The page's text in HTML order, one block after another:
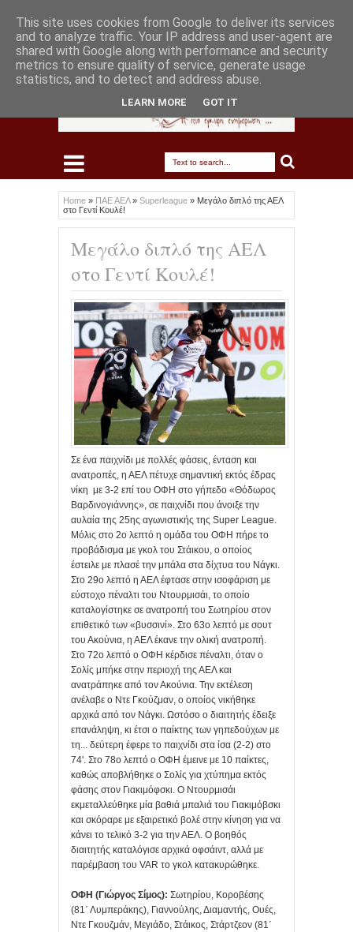
Home » ΠΑΕ ΑΕΛ» Superleague » Μεγάλο διπλό της ΑΕΛ
στο Γεντί Κουλέ!
Μεγάλο διπλό της ΑΕΛ
στο Γεντί Κουλέ!
Σε ένα παιχνίδι με πολλές φάσεις, ένταση και
ανατροπές, η ΑΕΛ πέτυχε σημαντική εκτός έδρας
νίκη με 3-2 επί του ΟΦΗ στο γήπεδο «Θόδωρος
Βαρδινογιάννης», σε παιχνίδι που άνοιξε την
αυλαία της 25ης αγωνιστικής της Super League.
Μόλις στο 2ο λεπτό η ομάδα του ΟΦΗ πήρε το
προβάδισμα με γκολ του Στάικου, ο οποίος
έστειλε με πλασέ την μπάλα στα δίχτυα του Νάγκι.
Στο 29ο λεπτό η ΑΕΛ έφτασε στην ισοφάριση με
εύστοχο πέναλτι του Ντουρμισάι, το οποίο
καταλογίστηκε σε ανατροπή του Σωτηρίου στον
επιθετικό των «βυσσινί». Στο 63ο λεπτό με σουτ
του Ακούνια, η ΑΕΛ έκανε την ολική ανατροπή.
Στο 72ο λεπτό ο ΟΦΗ κέρδισε πέναλτι, όταν ο
Σολίς μπήκε στην περιοχή της ΑΕΛ και
ανατράπηκε από τον Ακούνια. Την εκτέλεση
ανέλαβε ο Ντε Γκούζμαν, ο οποίος νικήθηκε
αρχικά από τον Νάγκι. Ωστόσο ο διαιτητής έδειξε
επανάληψη, κι έτσι ο παίκτης των γηπεδούχων με
τη... δεύτερη έφερε το παιχνίδι στα ίσα (2-2) στο
74'. Στο 78ο λεπτό ο ΟΦΗ έμεινε με 10 παίκτες,
καθώς αποβλήθηκε ο Σολίς για χτύπημα εκτός
φάσης στον Γιακιμόφσκι. Ο Ντουρμισάι
εκμεταλλεύθηκε μία βαθιά μπαλιά του Γιακιμόβσκι
και σκόραρε με εξαιρετικό βολέ στην κίνηση για να
κάνει το τελικό 3-2 για την ΑΕΛ. Ο βοηθός
διαιτητής καταλόγισε αρχικά οφσάιντ, αλλά με
παρέμβαση του VAR το γκολ κατακυρώθηκε.
ΟΦΗ (Γιώργος Σίμος): Σωτηρίου, Κοροβέσης
(81΄ Λυμπεράκης), Γιαννούλης, Διαμαντής, Ουές,
Ντε Γκουζμάν, Μεγιάδο, Στάικος, Στάρτζεον (81΄
This site uses cookies from Google to deliver its services
and to analyze traffic. Your IP address and user-agent are
shared with Google along with performance and security
metrics to ensure quality of service, generate usage
statistics, and to detect and address abuse.
LEARN MORE GOT IT